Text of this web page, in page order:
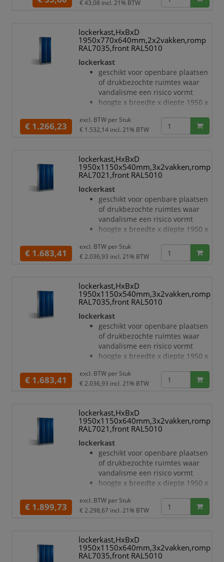
€ 43,08 incl. 21% BTW
lockerkast,HxBxD
1950x770x640mm,2x2vakken,romp
RAL7035,front RAL5010
lockerkast
geschikt voor openbare plaatsen
of drukbezochte ruimtes waar
vandalisme een risico vormt
hoogte x breedte x diepte 1950 x
met 4 vakken, verdeling 2x2
vakbreedte 330 mm
hoogste stabiliteit en weerstand,
zelfs tegen trappen
enkelwerkende opdekdeuren met
espagnoletscharnier en zachte
aanslag
Elke deur is standaard uitgerust
met een systeem voor gedempte
sluiting
deuropeningsbeg
€ 1.266,23
excl. BTW per Stuk
€ 1.532,14 incl. 21% BTW
lockerkast,HxBxD
1950x1150x540mm,3x2vakken,romp
RAL7021,front RAL5010
lockerkast
geschikt voor openbare plaatsen
of drukbezochte ruimtes waar
vandalisme een risico vormt
hoogte x breedte x diepte 1950 x
met 6 vakken, verdeling 3x2
vakbreedte 330 mm
hoogste stabiliteit en weerstand,
zelfs tegen trappen
enkelwerkende opdekdeuren met
espagnoletscharnier en zachte
aanslag
Elke deur is standaard uitgerust
met een systeem voor gedempte
sluiting
deuropeningsbe
€ 1.683,41
excl. BTW per Stuk
€ 2.036,93 incl. 21% BTW
lockerkast,HxBxD
1950x1150x540mm,3x2vakken,romp
RAL7035,front RAL5010
lockerkast
geschikt voor openbare plaatsen
of drukbezochte ruimtes waar
vandalisme een risico vormt
hoogte x breedte x diepte 1950 x
met 6 vakken, verdeling 3x2
vakbreedte 330 mm
hoogste stabiliteit en weerstand,
zelfs tegen trappen
enkelwerkende opdekdeuren met
espagnoletscharnier en zachte
aanslag
Elke deur is standaard uitgerust
met een systeem voor gedempte
sluiting
deuropeningsbe
€ 1.683,41
excl. BTW per Stuk
€ 2.036,93 incl. 21% BTW
lockerkast,HxBxD
1950x1150x640mm,3x2vakken,romp
RAL7021,front RAL5010
lockerkast
geschikt voor openbare plaatsen
of drukbezochte ruimtes waar
vandalisme een risico vormt
hoogte x breedte x diepte 1950 x
met 6 vakken, verdeling 3x2
vakbreedte 330 mm
hoogste stabiliteit en weerstand,
zelfs tegen trappen
€ 1.899,73
excl. BTW per Stuk
€ 2.298,67 incl. 21% BTW
lockerkast,HxBxD
1950x1150x640mm,3x2vakken,romp
RAL7035,front RAL5010